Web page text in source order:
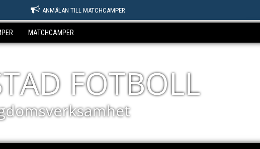
ANMÄLAN TILL MATCHCAMPER
MATCHCAMPER
FOTBOLL